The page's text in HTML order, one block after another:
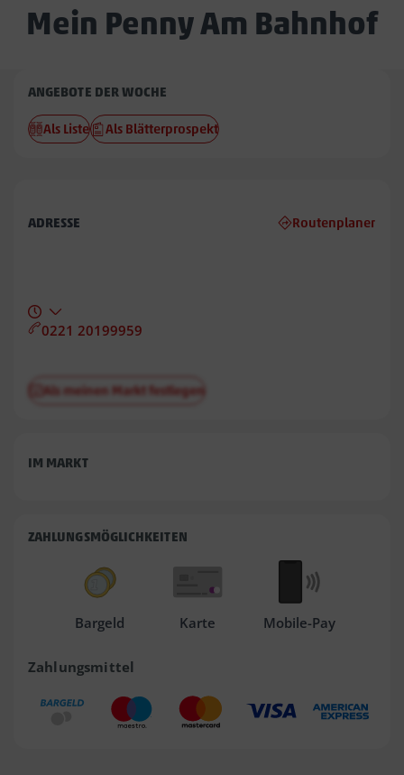
Mein Penny Am Bahnhof
Penny
Am
Bahnhof
ANGEBOTE DER WOCHE
Als Liste Als Blätterprospekt
ADRESSE Routenplaner
0221 20199959
Als meinen Markt festlegen
IM MARKT
ZAHLUNGSMÖGLICHKEITEN
Bargeld Karte Mobile-Pay
Zahlungsmittel